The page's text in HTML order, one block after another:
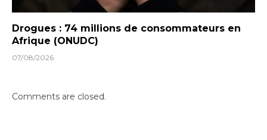
Drogues : 74 millions de consommateurs en
Afrique (ONUDC)
07/08/2026
Comments are closed.